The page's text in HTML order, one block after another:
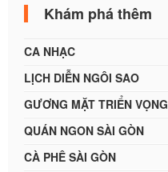
Khám phá thêm
CA NHẠC
LỊCH DIỄN NGÔI SAO
GƯƠNG MẶT TRIỂN VỌNG
QUÁN NGON SÀI GÒN
CÀ PHÊ SÀI GÒN